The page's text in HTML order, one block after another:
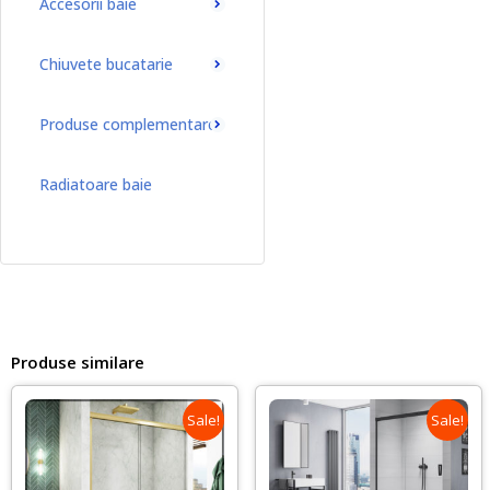
Chiuvete bucatarie
Produse complementare
Radiatoare baie
Produse similare
Sale! Sale!